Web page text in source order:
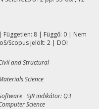
8 | Függő: 0 | Nem
Scopus jelölt: 2 | DOI
and Structural
Science
SJR indikátor: Q3
Science